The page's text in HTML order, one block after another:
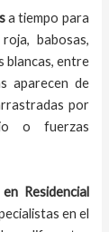
a tiempo para
babosas,
blancas, entre
aparecen de
por
o fuerzas
Residencial
en el